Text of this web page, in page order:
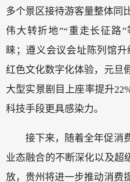
多个景区接待游客量整体同
伟大转折地”“重走长征路
睐；遵义会议会址陈列馆升
红色文化数字化体验，元旦
大型实景剧目上座率提升
科技手段更具感染力。
接下来，随着全年促消
业态融合的不断深化以及超
放，贵州将进一步推动消费